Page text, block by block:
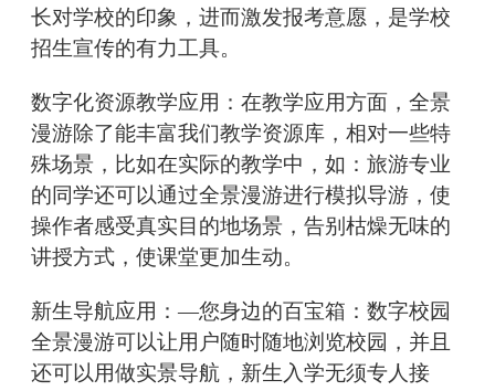
长对学校的印象，进而激发报考意愿，是学校
招生宣传的有力工具。
数字化资源教学应用：在教学应用方面，全景
漫游除了能丰富我们教学资源库，相对一些特
殊场景，比如在实际的教学中，如：旅游专业
的同学还可以通过全景漫游进行模拟导游，使
操作者感受真实目的地场景，告别枯燥无味的
讲授方式，使课堂更加生动。
新生导航应用：—您身边的百宝箱：数字校园
全景漫游可以让用户随时随地浏览校园，并且
还可以用做实景导航，新生入学无须专人接